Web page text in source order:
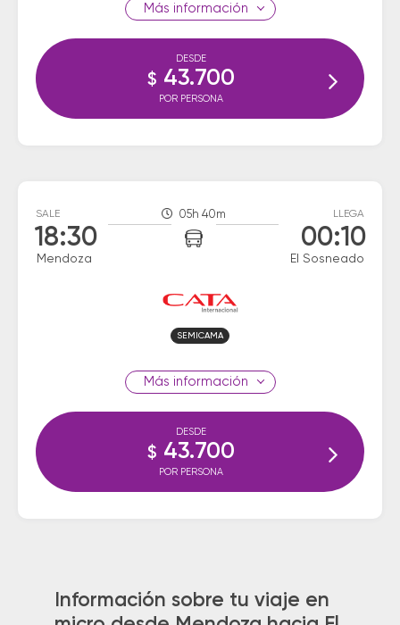
información
DESDE
$ 43.700
POR PERSONA
SALE
18:30
Mendoza
05h 40m LLEGA
00:10
El Sosneado
SEMICAMA
información
DESDE
$ 43.700
POR PERSONA
Información sobre tu viaje en